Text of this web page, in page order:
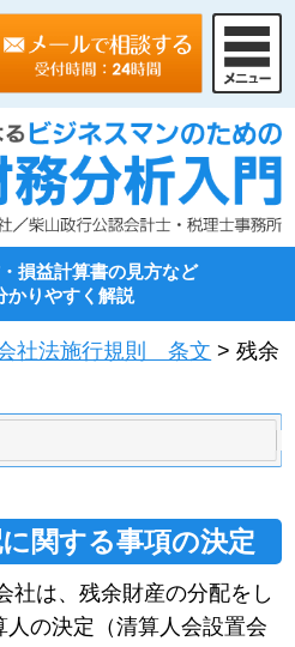
損益計算書の見方など
かりやすく解説
社法施行規則 条文 > 残余
関する事項の決定
は、残余財産の分配をし
の決定（清算人会設置会